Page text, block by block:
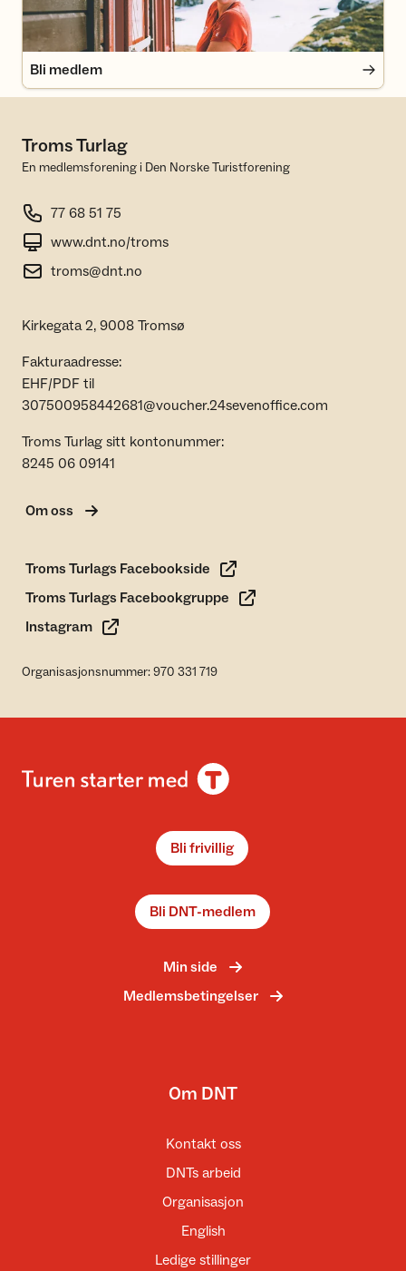
Bli medlem
Troms Turlag
En medlemsforening i Den Norske Turistforening
77 68 51 75
www.dnt.no/troms
troms@dnt.no
Kirkegata 2, 9008 Tromsø
Fakturaadresse:
EHF/PDF til
307500958442681@voucher.24sevenoffice.com
Troms Turlag sitt kontonummer:
8245 06 09141
Om oss
Troms Turlags Facebookside
Troms Turlags Facebookgruppe
Instagram
Organisasjonsnummer: 970 331 719
Bli frivillig
Bli DNT-medlem
Min side
Medlemsbetingelser
Om DNT
Kontakt oss
DNTs arbeid
Organisasjon
English
Ledige stillinger